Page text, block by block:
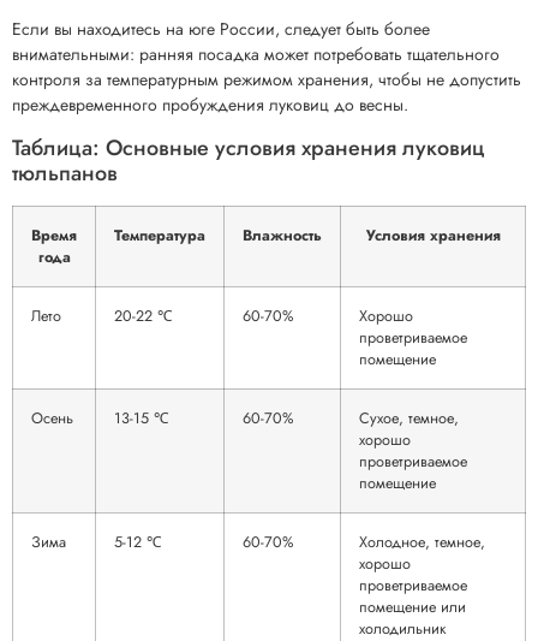
Если вы находитесь на юге России, следует быть более
внимательными: ранняя посадка может потребовать тщательного
контроля за температурным режимом хранения, чтобы не допустить
преждевременного пробуждения луковиц до весны.
Таблица: Основные условия хранения луковиц
тюльпанов
Время
года
Температура Влажность Условия хранения
Лето 20-22 ℃ 60-70%
Хорошо
проветриваемое
помещение
Осень 13-15 ℃ 60-70%
Сухое, темное,
хорошо
проветриваемое
помещение
Зима 5-12 ℃ 60-70%
Холодное, темное,
хорошо
проветриваемое
помещение или
холодильник